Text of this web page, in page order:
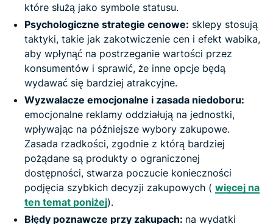
które służą jako symbole statusu.
Psychologiczne strategie cenowe: sklepy stosują
taktyki, takie jak zakotwiczenie cen i efekt wabika,
aby wpłynąć na postrzeganie wartości przez
konsumentów i sprawić, że inne opcje będą
wydawać się bardziej atrakcyjne.
Wyzwalacze emocjonalne i zasada niedoboru:
emocjonalne reklamy oddziałują na jednostki,
wpływając na późniejsze wybory zakupowe.
Zasada rzadkości, zgodnie z którą bardziej
pożądane są produkty o ograniczonej
dostępności, stwarza poczucie konieczności
podjęcia szybkich decyzji zakupowych ( więcej na
ten temat poniżej).
Błędy poznawcze przy zakupach: na wydatki